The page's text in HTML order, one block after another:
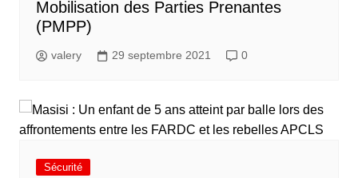
Mobilisation des Parties Prenantes
(PMPP)
valery 29 septembre 2021 0
Sécurité